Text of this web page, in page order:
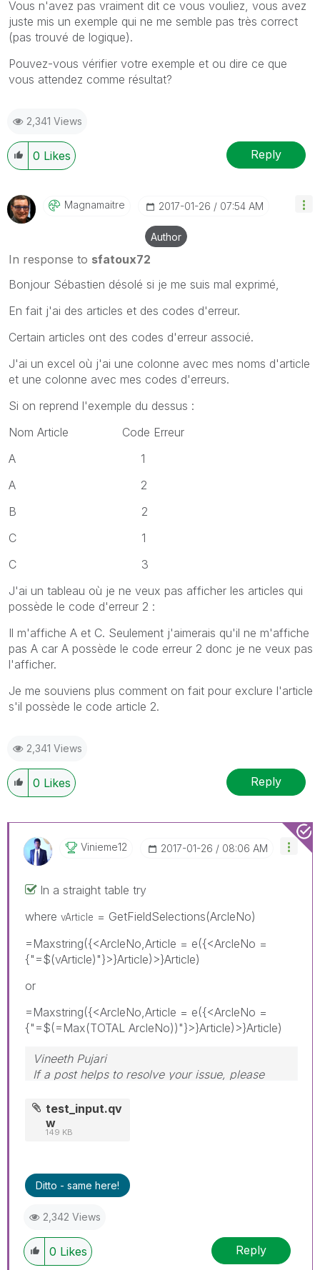
Vous n'avez pas vraiment dit ce vous vouliez, vous avez
juste mis un exemple qui ne me semble pas très correct
(pas trouvé de logique).
Pouvez-vous vérifier votre exemple et ou dire ce que
vous attendez comme résultat?
2,341 Views
0 Likes Reply
Magnamaitre ‎2017-01-26 07:54 AM
Author
In response to sfatoux72
Bonjour Sébastien désolé si je me suis mal exprimé,
En fait j'ai des articles et des codes d'erreur.
Certain articles ont des codes d'erreur associé.
J'ai un excel où j'ai une colonne avec mes noms d'article
et une colonne avec mes codes d'erreurs.
Si on reprend l'exemple du dessus :
Nom Article Code Erreur
A 1
A 2
B 2
C 1
C 3
J'ai un tableau où je ne veux pas afficher les articles qui
possède le code d'erreur 2 :
Il m'affiche A et C. Seulement j'aimerais qu'il ne m'affiche
pas A car A possède le code erreur 2 donc je ne veux pas
l'afficher.
Je me souviens plus comment on fait pour exclure l'article
s'il possède le code article 2.
2,341 Views
0 Likes Reply
Vinieme12 ‎2017-01-26 08:06 AM
In a straight table try
where vArticle = GetFieldSelections(ArcleNo)
=Maxstring({<ArcleNo,Article = e({<ArcleNo =
{"=$(vArticle)"}>}Article)>}Article)
or
=Maxstring({<ArcleNo,Article = e({<ArcleNo =
{"=$(=Max(TOTAL ArcleNo))"}>}Article)>}Article)
Vineeth Pujari
If a post helps to resolve your issue, please
test_input.qv
w
149 KB
Ditto - same here!
2,342 Views
0 Likes Reply